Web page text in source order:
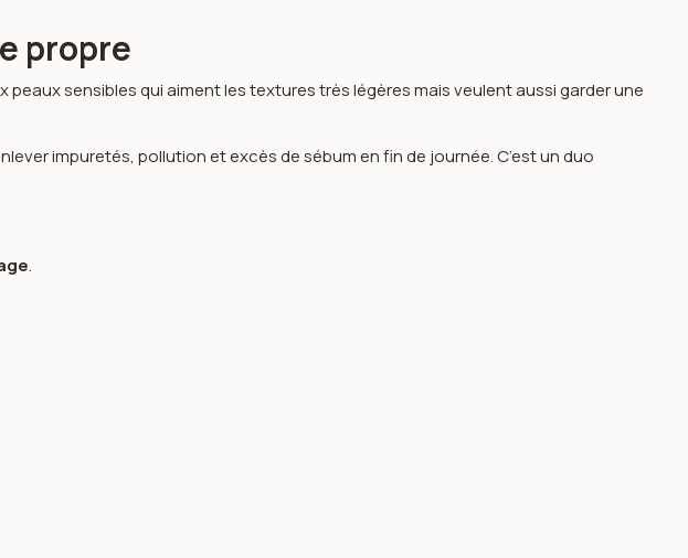
propre
peaux sensibles qui aiment les textures très légères mais veulent aussi garder une
impuretés, pollution et excès de sébum en fin de journée. C’est un duo
.